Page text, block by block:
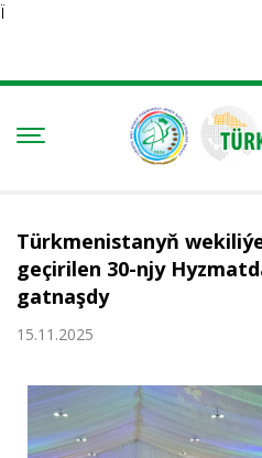
Ï
Türkmenistanyň
geçirilen 30-njy
gatnaşdy
15.11.2025